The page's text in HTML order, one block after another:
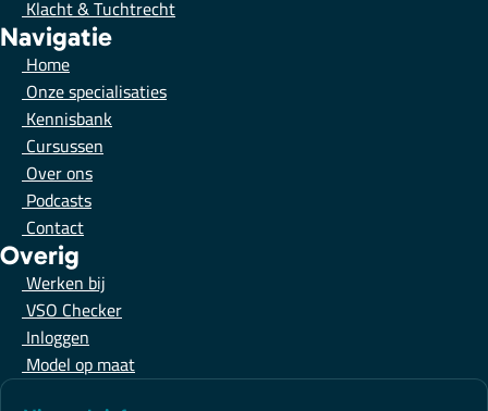
Klacht & Tuchtrecht
Navigatie
Home
Onze specialisaties
Kennisbank
Cursussen
Over ons
Podcasts
Contact
Overig
Werken bij
VSO Checker
Inloggen
Model op maat